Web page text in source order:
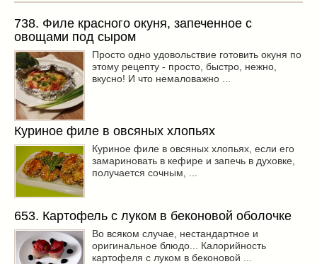
738. Филе красного окуня, запеченное с
овощами под сыром
Просто одно удовольствие готовить окуня по
этому рецепту - просто, быстро, нежно,
вкусно! И что немаловажно ...
Куриное филе в овсяных хлопьях
Куриное филе в овсяных хлопьях, если его
замариновать в кефире и запечь в духовке,
получается сочным, ...
653. Картофель с луком в беконовой оболочке
Во всяком случае, нестандартное и
оригинальное блюдо... Калорийность
картофеля с луком в беконовой ...